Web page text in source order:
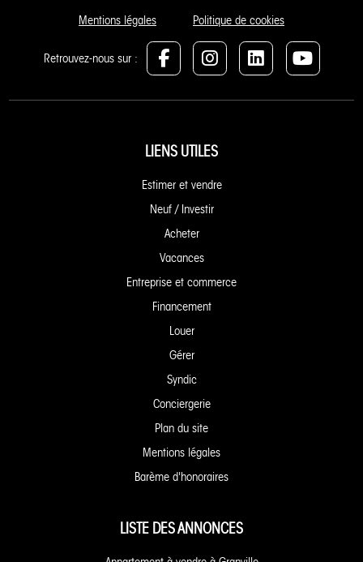
Mentions légales Politique de cookies
Retrouvez-nous sur :
LIENS UTILES
Estimer et vendre
Neuf / Investir
Acheter
Vacances
Entreprise et commerce
Financement
Louer
Gérer
Syndic
Conciergerie
Plan du site
Mentions légales
Barème d'honoraires
LISTE DES ANNONCES